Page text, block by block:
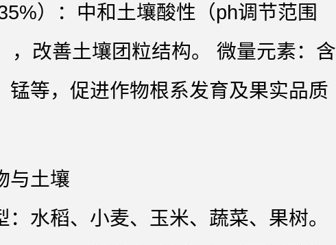
35%）：中和土壤酸性（ph调节范围
，改善土壤团粒结构。 微量元素：含
锰等，促进作物根系发育及果实品质
与土壤
：水稻、小麦、玉米、蔬菜、果树。